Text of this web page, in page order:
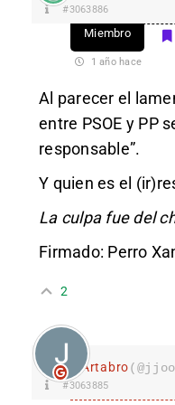
#3063886
Miembro
1 año hace
Al parecer el
entre PSOE y PP
responsable”.
Y quien es el
La culpa fue del
Firmado: Perro
2
Ártabro
#3063885